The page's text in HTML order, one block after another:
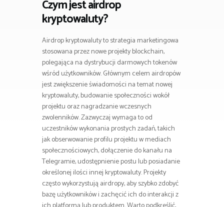
Czym jest airdrop
kryptowaluty?
Airdrop kryptowaluty to strategia marketingowa
stosowana przez nowe projekty blockchain,
polegająca na dystrybucji darmowych tokenów
wśród użytkowników. Głównym celem airdropów
jest zwiększenie świadomości na temat nowej
kryptowaluty, budowanie społeczności wokół
projektu oraz nagradzanie wczesnych
zwolenników. Zazwyczaj wymaga to od
uczestników wykonania prostych zadań, takich
jak obserwowanie profilu projektu w mediach
społecznościowych, dołączenie do kanału na
Telegramie, udostępnienie postu lub posiadanie
określonej ilości innej kryptowaluty. Projekty
często wykorzystują airdropy, aby szybko zdobyć
bazę użytkowników i zachęcić ich do interakcji z